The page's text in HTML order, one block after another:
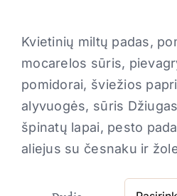
through
17,00 €
Kvietinių miltų padas,
mocarelos sūris,
pomidorai, šviežios
alyvuogės, sūris
špinatų lapai, pesto
aliejus su česnaku ir